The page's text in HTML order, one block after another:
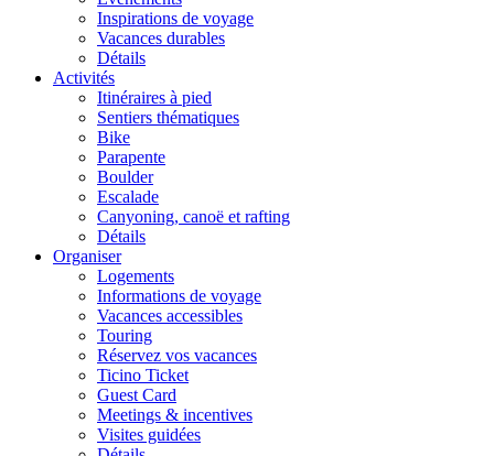
Inspirations de voyage
Vacances durables
Détails
Activités
Itinéraires à pied
Sentiers thématiques
Bike
Parapente
Boulder
Escalade
Canyoning, canoë et rafting
Détails
Organiser
Logements
Informations de voyage
Vacances accessibles
Touring
Réservez vos vacances
Ticino Ticket
Guest Card
Meetings & incentives
Visites guidées